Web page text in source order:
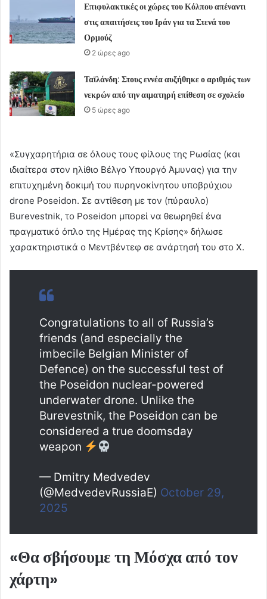
Επιφυλακτικές οι χώρες του Κόλπου απέναντι
στις απαιτήσεις του Ιράν για τα Στενά του
Ορμούζ
2 ώρες ago
Ταϊλάνδη: Στους εννέα αυξήθηκε ο αριθμός των
νεκρών από την αιματηρή επίθεση σε σχολείο
5 ώρες ago
«Συγχαρητήρια σε όλους τους φίλους της Ρωσίας (και
ιδιαίτερα στον ηλίθιο Βέλγο Υπουργό Άμυνας) για την
επιτυχημένη δοκιμή του πυρηνοκίνητου υποβρύχιου
drone Poseidon. Σε αντίθεση με τον (πύραυλο)
Burevestnik, το Poseidon μπορεί να θεωρηθεί ένα
πραγματικό όπλο της Ημέρας της Κρίσης» δήλωσε
χαρακτηριστικά ο Μεντβέντεφ σε ανάρτησή του στο X.
Congratulations to all of Russia’s
friends (and especially the
imbecile Belgian Minister of
Defence) on the successful test of
the Poseidon nuclear-powered
underwater drone. Unlike the
Burevestnik, the Poseidon can be
considered a true doomsday
weapon
— Dmitry Medvedev
(@MedvedevRussiaE) October 29,
2025
«Θα σβήσουμε τη Μόσχα από τον
χάρτη»